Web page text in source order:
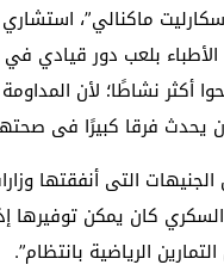
ماكنالي”،
الأطباء بلعب دور قيادي
أكثر نشاطًا؛ لأن
يحدث فرقا كبيرًا فى
التى أنفقتها
كان يمكن توفيرها
الرياضية بانتظام”.